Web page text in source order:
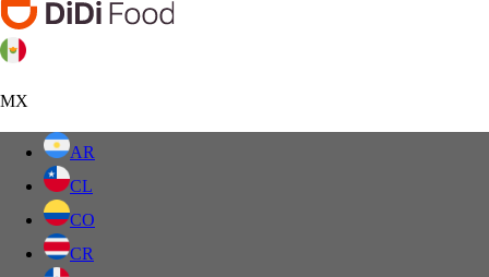
MX
AR
CL
CO
CR